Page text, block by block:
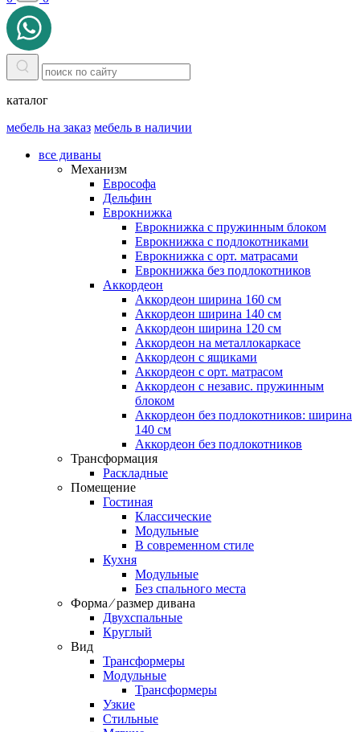
каталог
мебель на заказ мебель в наличии
все диваны
Механизм
Еврософа
Дельфин
Еврокнижка
Еврокнижка с пружинным блоком
Еврокнижка с подлокотниками
Еврокнижка с орт. матрасами
Еврокнижка без подлокотников
Аккордеон
Аккордеон ширина 160 см
Аккордеон ширина 140 см
Аккордеон ширина 120 см
Аккордеон на металлокаркасе
Аккордеон c ящиками
Аккордеон c орт. матрасом
Аккордеон c независ. пружинным
блоком
Аккордеон без подлокотников: ширина
140 см
Аккордеон без подлокотников
Трансформация
Раскладные
Помещение
Гостиная
Классические
Модульные
В современном стиле
Кухня
Модульные
Без спального места
Форма ⁄ размер дивана
Двухспальные
Круглый
Вид
Трансформеры
Модульные
Трансформеры
Узкие
Стильные